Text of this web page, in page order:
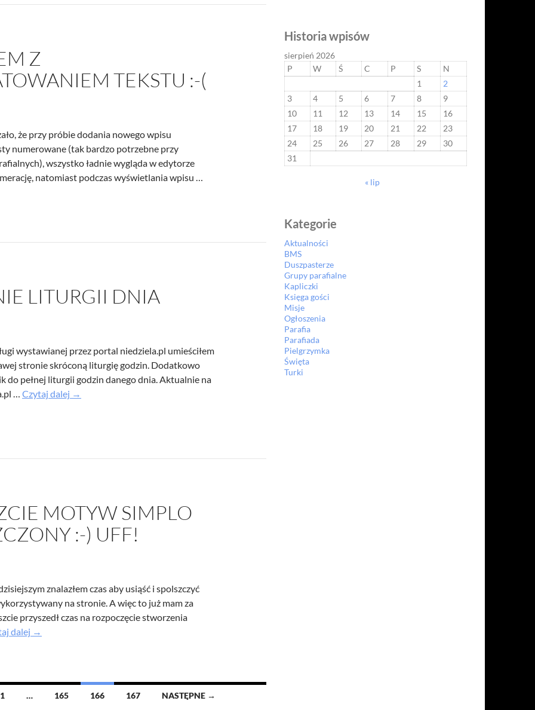
Z
TEKSTU :-(
że przy próbie dodania nowego wpisu
numerowane (tak bardzo potrzebne przy
wszystko ładnie wygląda w edytorze
natomiast podczas wyświetlania wpisu …
LITURGII DNIA
wystawianej przez portal niedziela.pl umieściłem
stronie skróconą liturgię godzin. Dodatkowo
do pełnej liturgii godzin danego dnia. Aktualnie na
… Czytaj dalej Dodanie
→
MOTYW SIMPLO
:-) UFF!
znalazłem czas aby usiąść i spolszczyć
na stronie. A więc to już mam za
przyszedł czas na rozpoczęcie stworzenia
dalej Nareszcie
Uff!
→
1 … 165 166 167 NASTĘPNE →
Historia wpisów
sierpień 2026
P
W Ś C P S
N
1
2
3
4 5 6 7 8
9
10
11 12 13 14 15
16
17
18 19 20 21 22
23
24
25 26 27 28 29
30
31
« lip
Kategorie
Aktualności
BMS
Duszpasterze
Grupy parafialne
Kapliczki
Księga gości
Misje
Ogłoszenia
Parafia
Parafiada
Pielgrzymka
Święta
Turki